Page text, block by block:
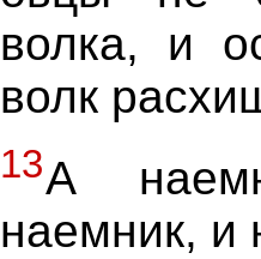
волка, и
волк
13А
наемник, и